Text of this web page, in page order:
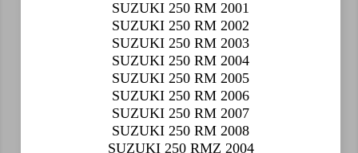
SUZUKI 250 RM 2001
SUZUKI 250 RM 2002
SUZUKI 250 RM 2003
SUZUKI 250 RM 2004
SUZUKI 250 RM 2005
SUZUKI 250 RM 2006
SUZUKI 250 RM 2007
SUZUKI 250 RM 2008
SUZUKI 250 RMZ 2004